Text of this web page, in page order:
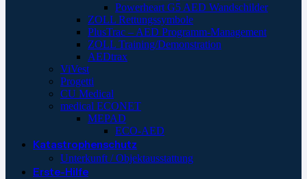
Powerheart G5 AED Wandschilder
ZOLL Rettungssymbole
PlusTrac – AED Programm-Management
ZOLL Training/Demonstration
AEDtrax
ViVest
Progetti
CU Medical
medical ECONET
MEPAD
ECO-AED
Katastrophenschutz
Unterkunft / Objektausstattung
Erste-Hilfe